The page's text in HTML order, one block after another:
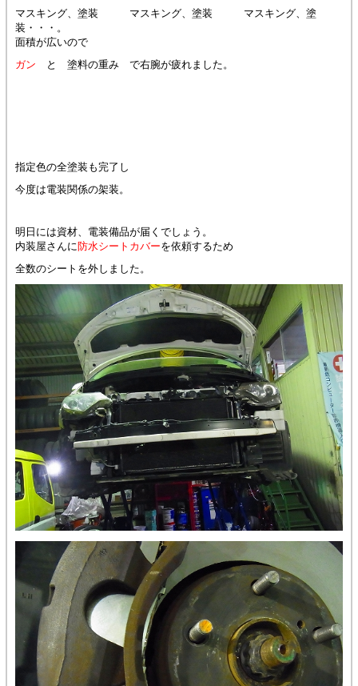
マスキング、塗装 マスキング、塗装 マスキング、塗
装・・・。
面積が広いので
ガン と 塗料の重み で右腕が疲れました。
指定色の全塗装も完了し
今度は電装関係の架装。
明日には資材、電装備品が届くでしょう。
内装屋さんに防水シートカバーを依頼するため
全数のシートを外しました。